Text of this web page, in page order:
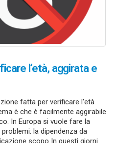
l’età, aggirata e
fatta per verificare l'età
è che è facilmente aggirabile
In Europa si vuole fare la
la dipendenza da
scopo In questi giorni